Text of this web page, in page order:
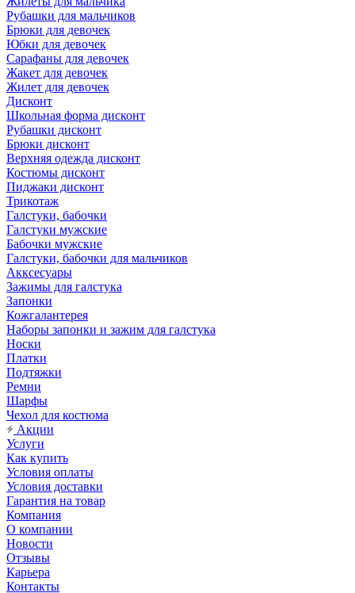
Рубашки для мальчиков
Брюки для девочек
Юбки для девочек
Сарафаны для девочек
Жакет для девочек
Жилет для девочек
Дисконт
Школьная форма дисконт
Рубашки дисконт
Брюки дисконт
Верхняя одежда дисконт
Костюмы дисконт
Пиджаки дисконт
Трикотаж
Галстуки, бабочки
Галстуки мужские
Бабочки мужские
Галстуки, бабочки для мальчиков
Акксесуары
Зажимы для галстука
Запонки
Кожгалантерея
Наборы запонки и зажим для галстука
Носки
Платки
Подтяжки
Ремни
Шарфы
Чехол для костюма
Акции
Услуги
Как купить
Условия оплаты
Условия доставки
Гарантия на товар
Компания
О компании
Новости
Отзывы
Карьера
Контакты